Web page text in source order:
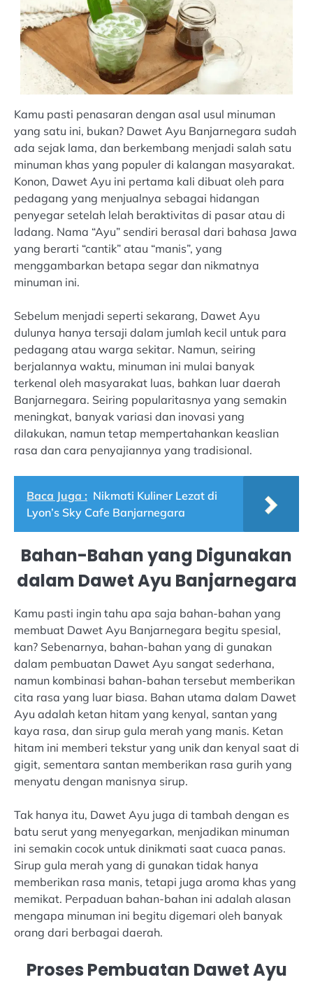
Kamu pasti penasaran dengan asal usul minuman
yang satu ini, bukan? Dawet Ayu Banjarnegara sudah
ada sejak lama, dan berkembang menjadi salah satu
minuman khas yang populer di kalangan masyarakat.
Konon, Dawet Ayu ini pertama kali dibuat oleh para
pedagang yang menjualnya sebagai hidangan
penyegar setelah lelah beraktivitas di pasar atau di
ladang. Nama “Ayu” sendiri berasal dari bahasa Jawa
yang berarti “cantik” atau “manis”, yang
menggambarkan betapa segar dan nikmatnya
minuman ini.
Sebelum menjadi seperti sekarang, Dawet Ayu
dulunya hanya tersaji dalam jumlah kecil untuk para
pedagang atau warga sekitar. Namun, seiring
berjalannya waktu, minuman ini mulai banyak
terkenal oleh masyarakat luas, bahkan luar daerah
Banjarnegara. Seiring popularitasnya yang semakin
meningkat, banyak variasi dan inovasi yang
dilakukan, namun tetap mempertahankan keaslian
rasa dan cara penyajiannya yang tradisional.
Baca Juga : Nikmati Kuliner Lezat di
Lyon’s Sky Cafe Banjarnegara
Bahan-Bahan yang Digunakan
dalam Dawet Ayu Banjarnegara
Kamu pasti ingin tahu apa saja bahan-bahan yang
membuat Dawet Ayu Banjarnegara begitu spesial,
kan? Sebenarnya, bahan-bahan yang di gunakan
dalam pembuatan Dawet Ayu sangat sederhana,
namun kombinasi bahan-bahan tersebut memberikan
cita rasa yang luar biasa. Bahan utama dalam Dawet
Ayu adalah ketan hitam yang kenyal, santan yang
kaya rasa, dan sirup gula merah yang manis. Ketan
hitam ini memberi tekstur yang unik dan kenyal saat di
gigit, sementara santan memberikan rasa gurih yang
menyatu dengan manisnya sirup.
Tak hanya itu, Dawet Ayu juga di tambah dengan es
batu serut yang menyegarkan, menjadikan minuman
ini semakin cocok untuk dinikmati saat cuaca panas.
Sirup gula merah yang di gunakan tidak hanya
memberikan rasa manis, tetapi juga aroma khas yang
memikat. Perpaduan bahan-bahan ini adalah alasan
mengapa minuman ini begitu digemari oleh banyak
orang dari berbagai daerah.
Proses Pembuatan Dawet Ayu